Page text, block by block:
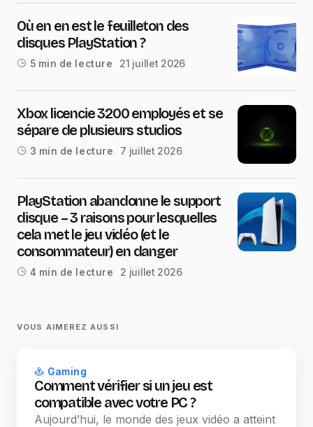
Où en en est le feuilleton des
disques PlayStation ?
5 min de lecture 21 juillet 2026
Xbox licencie 3200 employés et se
sépare de plusieurs studios
3 min de lecture 7 juillet 2026
PlayStation abandonne le support
disque – 3 raisons pour lesquelles
cela met le jeu vidéo (et le
consommateur) en danger
4 min de lecture 2 juillet 2026
VOUS AIMEREZ AUSSI
Gaming
Comment vérifier si un jeu est
compatible avec votre PC ?
Aujourd’hui, le monde des jeux vidéo a atteint